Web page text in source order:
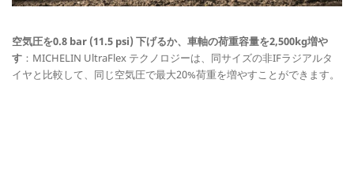
空気圧を0.8 bar (11.5 psi) 下げるか、車軸の荷重容量を2,500kg増や
す ：MICHELIN UltraFlex テクノロジーは、同サイズの非IFラジアルタ
イヤと比較して、同じ空気圧で最大20%荷重を増やすことができます。